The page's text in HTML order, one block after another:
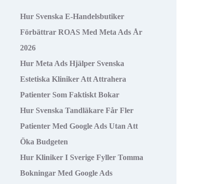
Hur Svenska E-Handelsbutiker
Förbättrar ROAS Med Meta Ads År
2026
Hur Meta Ads Hjälper Svenska
Estetiska Kliniker Att Attrahera
Patienter Som Faktiskt Bokar
Hur Svenska Tandläkare Får Fler
Patienter Med Google Ads Utan Att
Öka Budgeten
Hur Kliniker I Sverige Fyller Tomma
Bokningar Med Google Ads